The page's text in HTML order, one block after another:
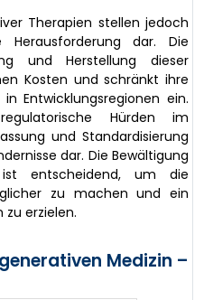
Therapien stellen jedoch
dar. Die
und Herstellung dieser
Kosten und schränkt ihre
Entwicklungsregionen ein.
Hürden im
und Standardisierung
dar. Die Bewältigung
ist entscheidend, um die
zu machen und ein
erzielen.
Medizin –